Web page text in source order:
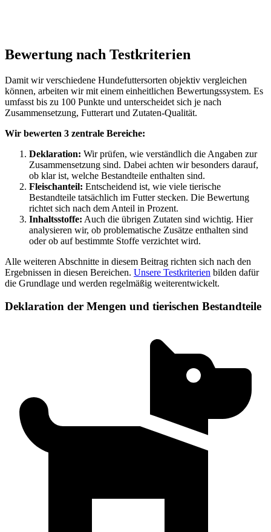
Bewertung nach Testkriterien
Damit wir verschiedene Hundefuttersorten objektiv vergleichen
können, arbeiten wir mit einem einheitlichen Bewertungssystem. Es
umfasst bis zu 100 Punkte und unterscheidet sich je nach
Zusammensetzung, Futterart und Zutaten-Qualität.
Wir bewerten 3 zentrale Bereiche:
Deklaration: Wir prüfen, wie verständlich die Angaben zur
Zusammensetzung sind. Dabei achten wir besonders darauf,
ob klar ist, welche Bestandteile enthalten sind.
Fleischanteil: Entscheidend ist, wie viele tierische
Bestandteile tatsächlich im Futter stecken. Die Bewertung
richtet sich nach dem Anteil in Prozent.
Inhaltsstoffe: Auch die übrigen Zutaten sind wichtig. Hier
analysieren wir, ob problematische Zusätze enthalten sind
oder ob auf bestimmte Stoffe verzichtet wird.
Alle weiteren Abschnitte in diesem Beitrag richten sich nach den
Ergebnissen in diesen Bereichen. Unsere Testkriterien bilden dafür
die Grundlage und werden regelmäßig weiterentwickelt.
Deklaration der Mengen und tierischen Bestandteile